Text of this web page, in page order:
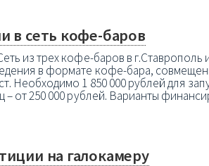
в сеть кофе-баров
из трех кофе-баров в
в формате кофе-бара,
Необходимо 1 850 000 рублей для
– от 250 000 рублей. Варианты
на галокамеру